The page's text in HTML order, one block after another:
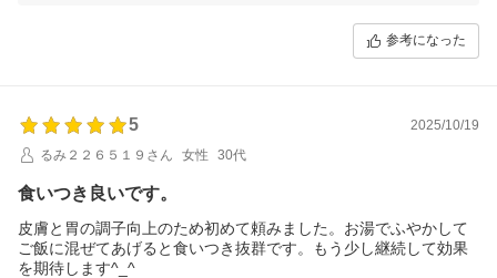
参考になった
5
2025/10/19
るみ２２６５１９さん
女性 30代
食いつき良いです。
皮膚と胃の調子向上のため初めて頼みました。お湯でふやかして
ご飯に混ぜてあげると食いつき抜群です。もう少し継続して効果
を期待します^_^